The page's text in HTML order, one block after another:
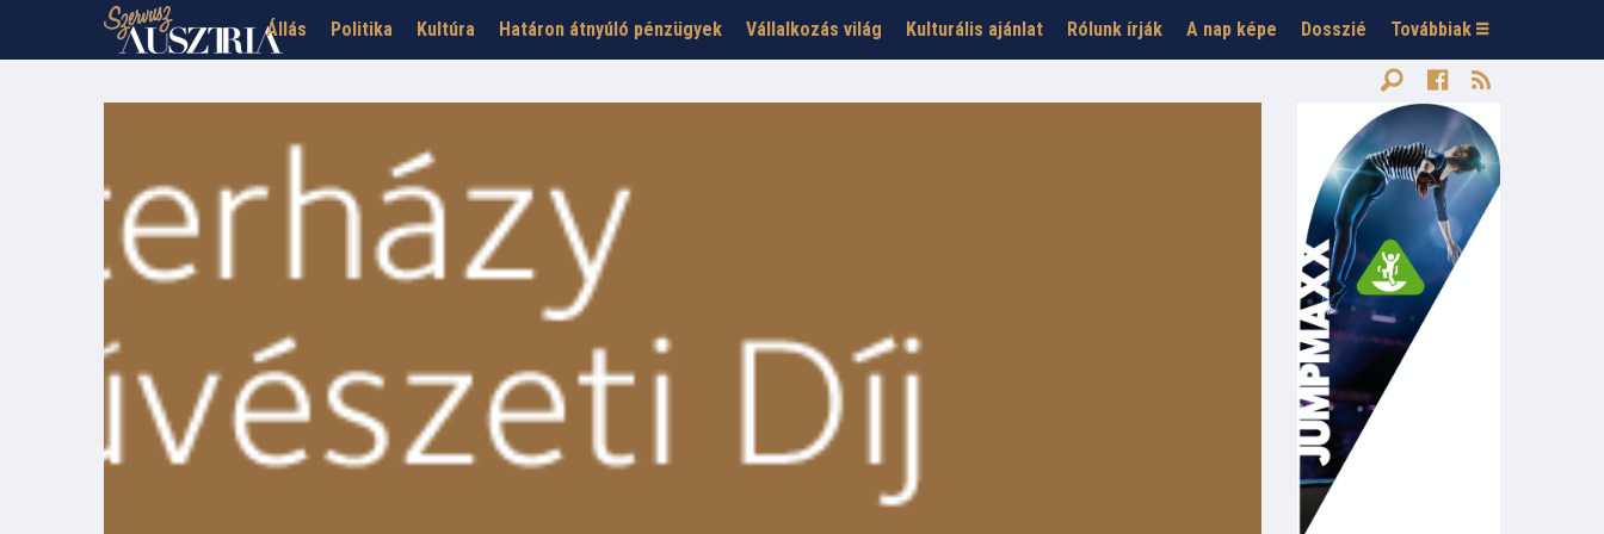
Állás Politika Kultúra Határon átnyúló pénzügyek Vállalkozás világ Kulturális ajánlat Rólunk írják A nap képe Dosszié Továbbiak